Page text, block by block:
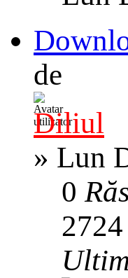
de
Diliul
» Lun
0
2724